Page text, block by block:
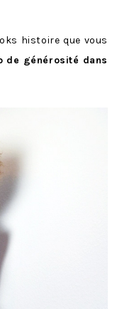
histoire que vous
de générosité dans